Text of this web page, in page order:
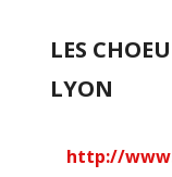
LES
LYON
http://